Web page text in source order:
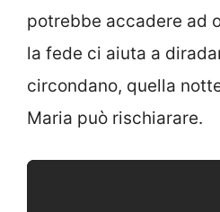
potrebbe accadere ad
la fede ci aiuta a
circondano, quella
Maria può rischiarare.